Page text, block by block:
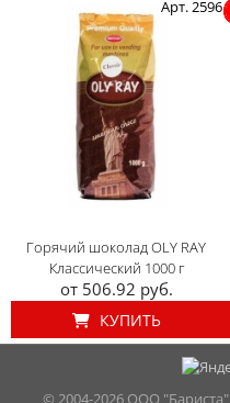
Арт. 2596
Горячий шоколад OLY RAY
Классический 1000 г
от 506.92 руб.
КУПИТЬ
© 2004-2026 ООО "Бариста"